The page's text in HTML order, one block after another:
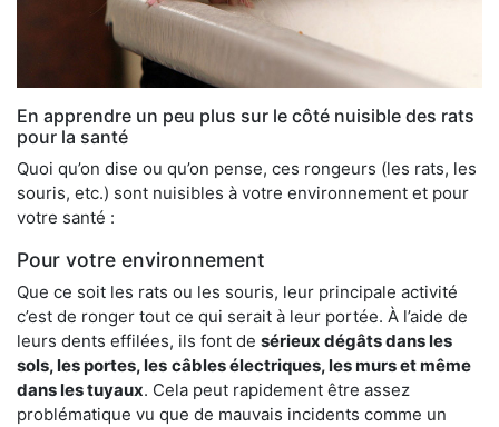
En apprendre un peu plus sur le côté nuisible des rats
pour la santé
Quoi qu’on dise ou qu’on pense, ces rongeurs (les rats, les
souris, etc.) sont nuisibles à votre environnement et pour
votre santé :
Pour votre environnement
Que ce soit les rats ou les souris, leur principale activité
c’est de ronger tout ce qui serait à leur portée. À l’aide de
leurs dents effilées, ils font de sérieux dégâts dans les
sols, les portes, les câbles électriques, les murs et même
dans les tuyaux. Cela peut rapidement être assez
problématique vu que de mauvais incidents comme un